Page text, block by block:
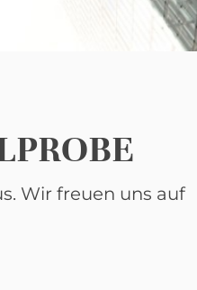
Wir freuen uns auf